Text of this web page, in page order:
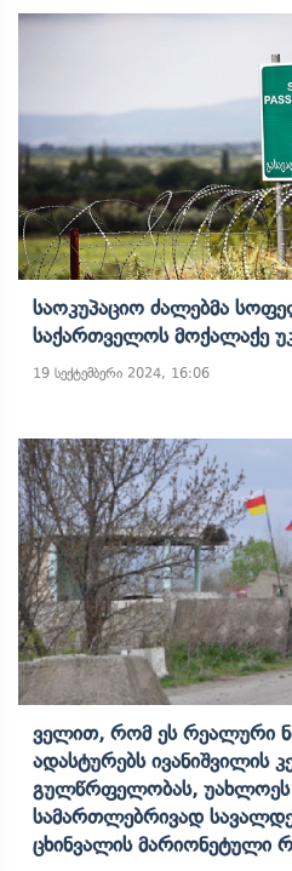
Საოკუპაციო Ძალებმა
Საქართველოს Მოქალაქე
19 სექტემბერი 2024, 16:06
Ველით, Რომ Ეს Რეალური
Ადასტურებს Ივანიშვილის
Გულწრფელობას, Უახლოეს
Სამართლებრივად
Ცხინვალის Მარიონეტული